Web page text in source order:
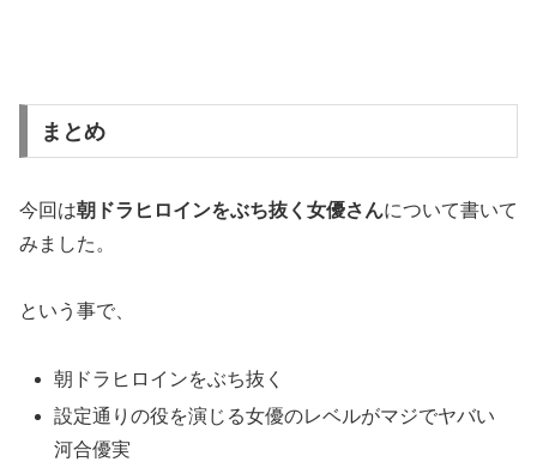
まとめ
今回は朝ドラヒロインをぶち抜く女優さんについて書いて
みました。
という事で、
朝ドラヒロインをぶち抜く
設定通りの役を演じる女優のレベルがマジでヤバい
河合優実